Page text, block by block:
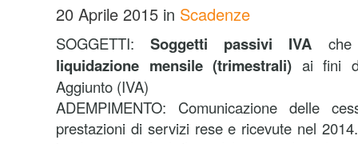
20 Aprile 2015 in Scadenze
SOGGETTI:Soggetti passivi IVA
liquidazione mensile(trimestrali) ai fini
Aggiunto (IVA)
ADEMPIMENTO: Comunicazione delle
prestazioni di servizi rese e ricevute nel